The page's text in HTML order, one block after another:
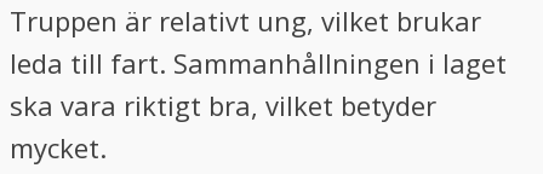
Truppen är relativt ung, vilket brukar
leda till fart. Sammanhållningen i laget
ska vara riktigt bra, vilket betyder
mycket.